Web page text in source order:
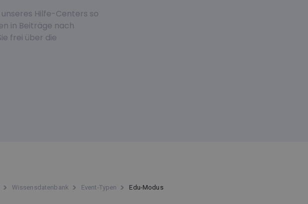
Hilfe-Centers so
in Beiträge nach
frei über die
Wissensdatenbank Event-Typen Edu-Modus